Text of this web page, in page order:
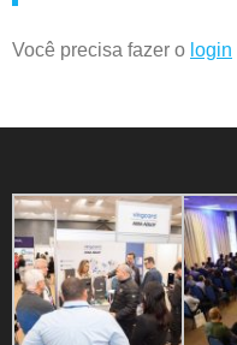
Você precisa fazer o login